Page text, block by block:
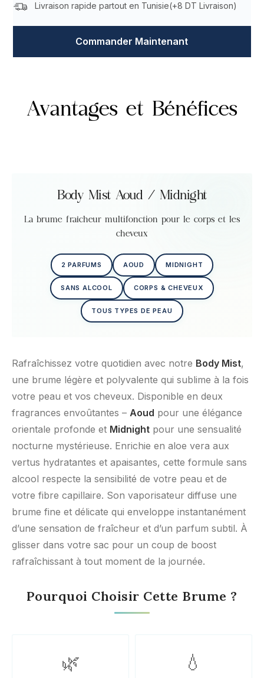
Livraison rapide partout en Tunisie(+8 DT Livraison)
Commander Maintenant
Avantages et Bénéfices
Body Mist Aoud / Midnight
La brume fraîcheur multifonction pour le corps et les
cheveux
2 PARFUMS AOUD MIDNIGHT
SANS ALCOOL CORPS & CHEVEUX
TOUS TYPES DE PEAU
Rafraîchissez votre quotidien avec notre Body Mist,
une brume légère et polyvalente qui sublime à la fois
votre peau et vos cheveux. Disponible en deux
fragrances envoûtantes –Aoud pour une élégance
orientale profonde et Midnight pour une sensualité
nocturne mystérieuse. Enrichie en aloe vera aux
vertus hydratantes et apaisantes, cette formule sans
alcool respecte la sensibilité de votre peau et de
votre fibre capillaire. Son vaporisateur diffuse une
brume fine et délicate qui enveloppe instantanément
d’une sensation de fraîcheur et d’un parfum subtil. À
glisser dans votre sac pour un coup de boost
rafraîchissant à tout moment de la journée.
Pourquoi Choisir Cette Brume ?
🌿 💧